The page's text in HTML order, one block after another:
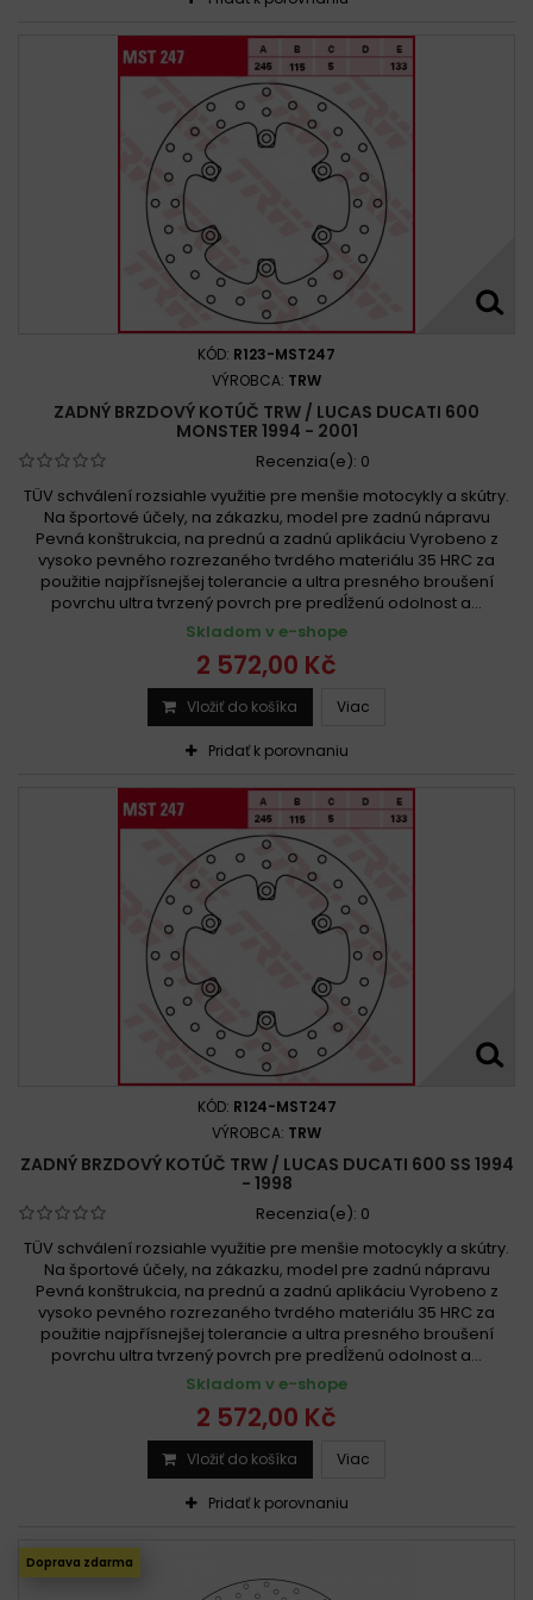
KÓD: R123-MST247
VÝROBCA: TRW
ZADNÝ BRZDOVÝ KOTÚČ TRW / LUCAS DUCATI 600
MONSTER 1994 - 2001
Recenzia(e): 0
TÜV schválení rozsiahle využitie pre menšie motocykly a skútry.
Na športové účely, na zákazku, model pre zadnú nápravu
Pevná konštrukcia, na prednú a zadnú aplikáciu Vyrobeno z
vysoko pevného rozrezaného tvrdého materiálu 35 HRC za
použitie najpřísnejšej tolerancie a ultra presného broušení
povrchu ultra tvrzený povrch pre predĺženú odolnost a...
Skladom v e-shope
2 572,00 Kč
Vložiť do košíka Viac
Pridať k porovnaniu
KÓD: R124-MST247
VÝROBCA: TRW
ZADNÝ BRZDOVÝ KOTÚČ TRW / LUCAS DUCATI 600 SS 1994
- 1998
Recenzia(e): 0
TÜV schválení rozsiahle využitie pre menšie motocykly a skútry.
Na športové účely, na zákazku, model pre zadnú nápravu
Pevná konštrukcia, na prednú a zadnú aplikáciu Vyrobeno z
vysoko pevného rozrezaného tvrdého materiálu 35 HRC za
použitie najpřísnejšej tolerancie a ultra presného broušení
povrchu ultra tvrzený povrch pre predĺženú odolnost a...
Skladom v e-shope
2 572,00 Kč
Vložiť do košíka Viac
Pridať k porovnaniu
Doprava zdarma